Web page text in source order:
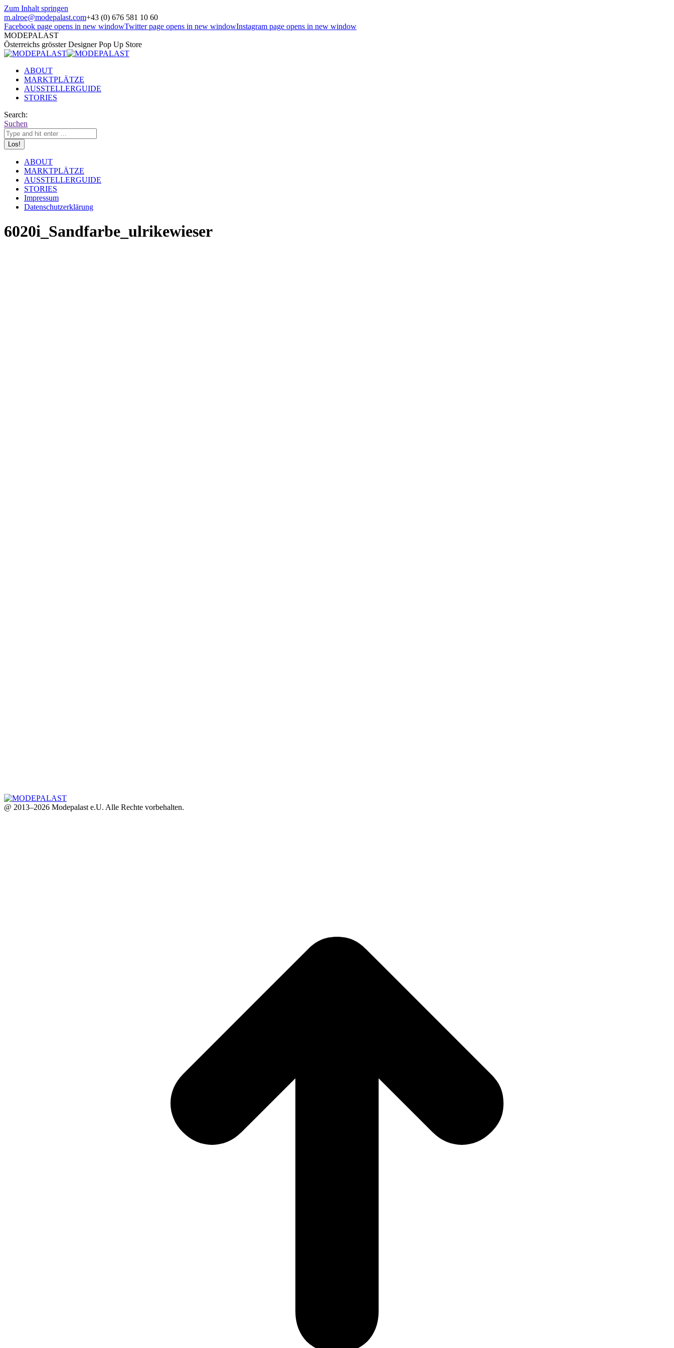
Zum Inhalt springen
m.alroe@modepalast.com+43 (0) 676 581 10 60
Facebook page opens in new windowTwitter page opens in new windowInstagram page opens in new window
MODEPALAST
Österreichs grösster Designer Pop Up Store
ABOUT
MARKTPLÄTZE
AUSSTELLERGUIDE
STORIES
Search:
Suchen
ABOUT
MARKTPLÄTZE
AUSSTELLERGUIDE
STORIES
Impressum
Datenschutzerklärung
6020i_Sandfarbe_ulrikewieser
@ 2013–2026 Modepalast e.U. Alle Rechte vorbehalten.